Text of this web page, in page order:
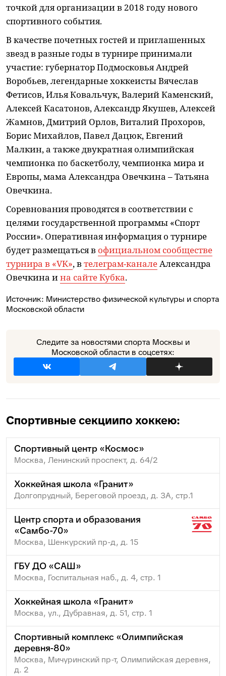
точкой для организации в 2018 году нового
спортивного события.
В качестве почетных гостей и приглашенных
звезд в разные годы в турнире принимали
участие: губернатор Подмосковья Андрей
Воробьев, легендарные хоккеисты Вячеслав
Фетисов, Илья Ковальчук, Валерий Каменский,
Алексей Касатонов, Александр Якушев, Алексей
Жамнов, Дмитрий Орлов, Виталий Прохоров,
Борис Михайлов, Павел Дацюк, Евгений
Малкин, а также двукратная олимпийская
чемпионка по баскетболу, чемпионка мира и
Европы, мама Александра Овечкина – Татьяна
Овечкина.
Соревнования проводятся в соответствии с
целями государственной программы «Спорт
России». Оперативная информация о турнире
будет размещаться в официальном сообществе
турнира в «VK», втелеграм-каналеАлександра
Овечкина ина сайте Кубка.
Источник: Министерство физической культуры и спорта
Московской области
Следите за новостями спорта Москвы и
Московской области в соцсетях:
Спортивные секциипо хоккею:
Спортивный центр «Космос»
Москва, Ленинский проспект, д. 64/2
Хоккейная школа «Гранит»
Долгопрудный, Береговой проезд, д. ЗА, стр.1
Центр спорта и образования
«Самбо-70»
Москва, Шенкурский пр-д, д. 15
ГБУ ДО «САШ»
Москва, Госпитальная наб., д. 4, стр. 1
Хоккейная школа «Гранит»
Москва, ул., Дубравная, д. 51, стр. 1
Спортивный комплекс «Олимпийская
деревня-80»
Москва, Мичуринский пр-т, Олимпийская деревня,
д. 2